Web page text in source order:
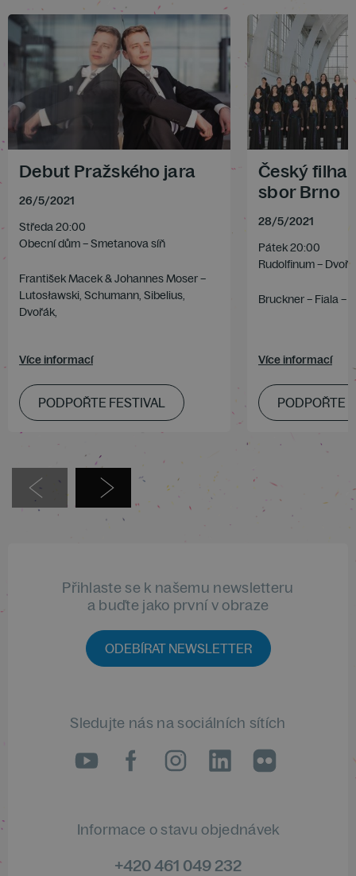
Debut Pražského jara
26/5/2021
Středa 20:00
Obecní dům – Smetanova síň
František Macek & Johannes Moser –
Lutosławski, Schumann, Sibelius,
Dvořák,
Více informací
PODPOŘTE FESTIVAL
Český
sbor Brno
28/5/2021
Pátek 20:00
Rudolfinum –
Bruckner – Fiala –
Více informací
PODPOŘTE
Přihlaste se k našemu newsletteru
a buďte jako první v obraze
ODEBÍRAT NEWSLETTER
Sledujte nás na sociálních sítích
LinkedIn
flickr
Informace o stavu objednávek
+420 461 049 232